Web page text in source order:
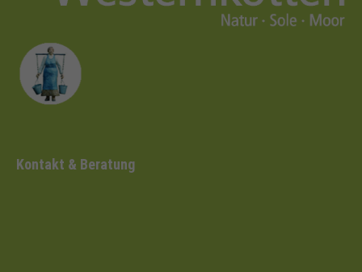
Kontakt & Beratung